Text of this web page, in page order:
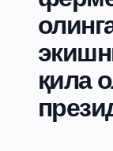
қила